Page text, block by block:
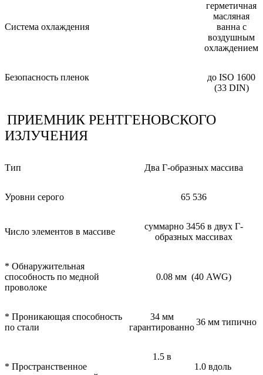
Система охлаждения
герметичная
масляная
ванна с
воздушным
охлаждением
Безопасность пленок
до ISO 1600
(33 DIN)
ПРИЕМНИК РЕНТГЕНОВСКОГО
ИЗЛУЧЕНИЯ
Тип Два Г-образных массива
Уровни серого 65 536
Число элементов в массиве
суммарно 3456 в двух Г-
образных массивах
* Обнаружительная
способность по медной
проволоке
0.08 мм (40 AWG)
* Проникающая способность
по стали
34 мм
гарантированно
36 мм типично
* Пространственное
1.5 в
1.0 вдоль